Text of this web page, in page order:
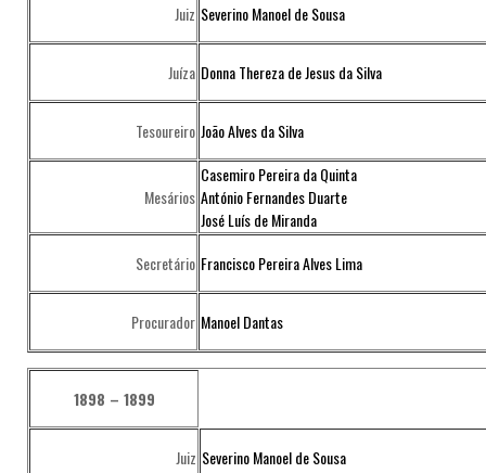
Juiz Severino Manoel de Sousa
Juíza Donna Thereza de Jesus da Silva
Tesoureiro João Alves da Silva
Mesários
Casemiro Pereira da Quinta
António Fernandes Duarte
José Luís de Miranda
Secretário Francisco Pereira Alves Lima
Procurador Manoel Dantas
1898 – 1899
Juiz Severino Manoel de Sousa